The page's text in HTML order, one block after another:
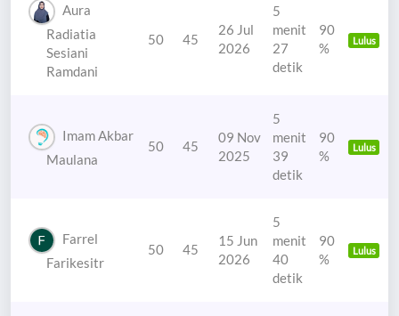
Aura
Radiatia
Sesiani
Ramdani
50 45
26 Jul
2026
5
menit
27
detik
90
%
Lulus
Imam Akbar
Maulana
50 45
09 Nov
2025
5
menit
39
detik
90
%
Lulus
Farrel
Farikesitr
50 45
15 Jun
2026
5
menit
40
detik
90
%
Lulus